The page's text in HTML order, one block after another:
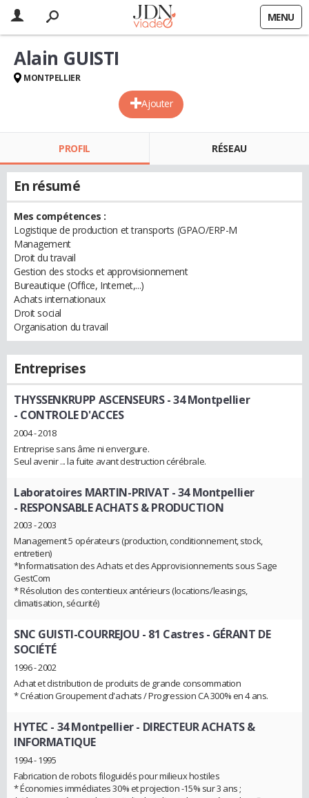
MENU
Ajouter
Alain GUISTI
MONTPELLIER
PROFIL RÉSEAU
En résumé
Mes compétences :
Logistique de production et transports (GPAO/ERP-M
Management
Droit du travail
Gestion des stocks et approvisionnement
Bureautique (Office, Internet,...)
Achats internationaux
Droit social
Organisation du travail
Entreprises
THYSSENKRUPP ASCENSEURS - 34 Montpellier
- CONTROLE D'ACCES
2004 - 2018
Entreprise sans âme ni envergure.
Seul avenir ... la fuite avant destruction cérébrale.
Laboratoires MARTIN-PRIVAT - 34 Montpellier
- RESPONSABLE ACHATS & PRODUCTION
2003 - 2003
Management 5 opérateurs (production, conditionnement, stock,
entretien)
*Informatisation des Achats et des Approvisionnements sous Sage
GestCom
* Résolution des contentieux antérieurs (locations/leasings,
climatisation, sécurité)
SNC GUISTI-COURREJOU - 81 Castres- GÉRANT DE
SOCIÉTÉ
1996 - 2002
Achat et distribution de produits de grande consommation
* Création Groupement d'achats / Progression CA 300% en 4 ans.
HYTEC - 34 Montpellier- DIRECTEUR ACHATS &
INFORMATIQUE
1994 - 1995
Fabrication de robots filoguidés pour milieux hostiles
* Économies immédiates 30% et projection -15% sur 3 ans ;